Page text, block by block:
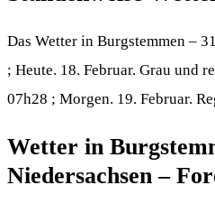
Das Wetter in Burgstemmen –
; Heute. 18. Februar. Grau und
07h28 ; Morgen. 19. Februar.
Wetter in
Niedersachsen –